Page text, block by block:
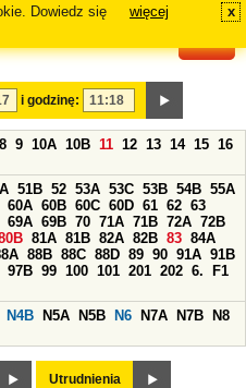
Dowiedz się
więcej x
i godzinę:
8 9 10A 10B 11 12 13 14 15 16
51B 52 53A 53C 53B 54B 55A
60A 60B 60C 60D 61 62 63
69A 69B 70 71A 71B 72A 72B
81A 81B 82A 82B 83 84A
88B 88C 88D 89 90 91A 91B
97B 99 100 101 201 202 6.
F1
N4B N5A N5B N6 N7A N7B
N8
Utrudnienia